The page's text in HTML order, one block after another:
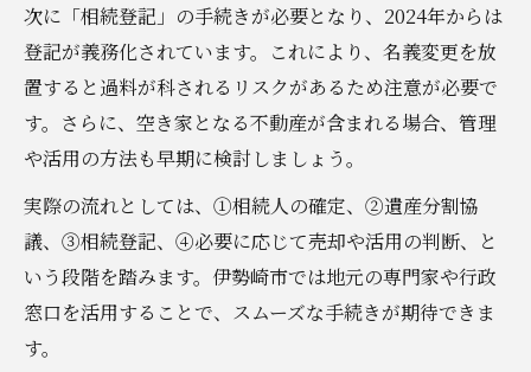
次に「相続登記」の手続きが必要となり、2024年からは
登記が義務化されています。これにより、名義変更を放
置すると過料が科されるリスクがあるため注意が必要で
す。さらに、空き家となる不動産が含まれる場合、管理
や活用の方法も早期に検討しましょう。
実際の流れとしては、①相続人の確定、②遺産分割協
議、③相続登記、④必要に応じて売却や活用の判断、と
いう段階を踏みます。伊勢崎市では地元の専門家や行政
窓口を活用することで、スムーズな手続きが期待できま
す。